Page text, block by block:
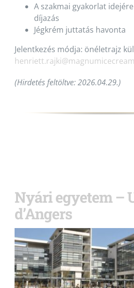
A szakmai gyakorlat
díjazás
Jégkrém juttatás havonta
Jelentkezés módja: önéletrajz
(Hirdetés feltöltve: 2026.04.29.)
Nyári egyetem –
d’Angers